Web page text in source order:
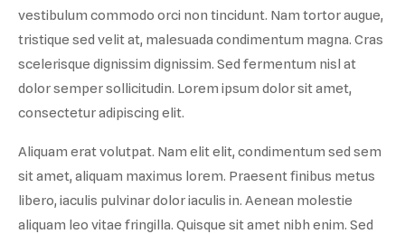
vestibulum commodo orci non tincidunt. Nam tortor augue,
tristique sed velit at, malesuada condimentum magna. Cras
scelerisque dignissim dignissim. Sed fermentum nisl at
dolor semper sollicitudin. Lorem ipsum dolor sit amet,
consectetur adipiscing elit.
Aliquam erat volutpat. Nam elit elit, condimentum sed sem
sit amet, aliquam maximus lorem. Praesent finibus metus
libero, iaculis pulvinar dolor iaculis in. Aenean molestie
aliquam leo vitae fringilla. Quisque sit amet nibh enim. Sed